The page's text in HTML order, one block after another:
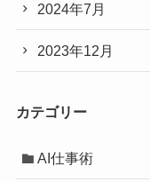
2024年7月
2023年12月
カテゴリー
AI仕事術